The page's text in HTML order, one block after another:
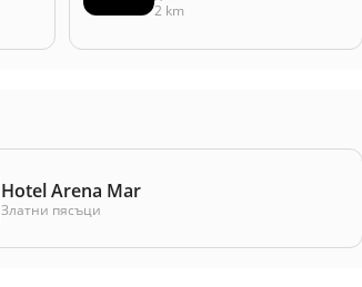
2 km
Hotel Arena Mar
Златни пясъци